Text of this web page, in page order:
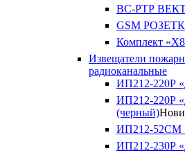
ВС-РТР
GSM
Комплект
Извещатели
радиоканальные
ИП212-220Р
ИП212-220Р
(черный)
ИП212-52СМ
ИП212-230Р